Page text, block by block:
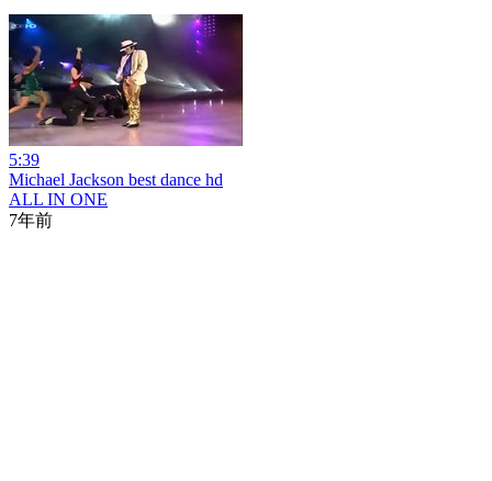
5:39
Michael Jackson best dance hd
ALL IN ONE
7年前